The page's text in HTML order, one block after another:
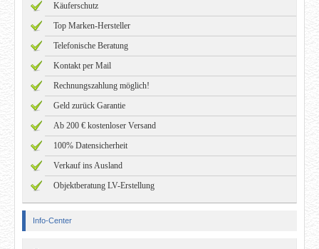
Käuferschutz
Top Marken-Hersteller
Telefonische Beratung
Kontakt per Mail
Rechnungszahlung möglich!
Geld zurück Garantie
Ab 200 € kostenloser Versand
100% Datensicherheit
Verkauf ins Ausland
Objektberatung LV-Erstellung
Info-Center